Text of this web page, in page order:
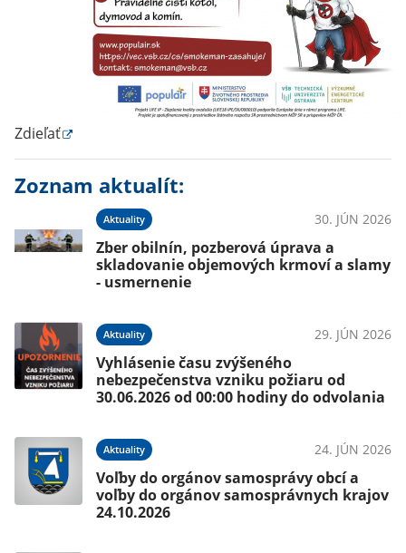
Zdieľať
Zoznam aktualít:
Aktuality 30. JÚN 2026
Zber obilnín, pozberová úprava a
skladovanie objemových krmoví a slamy
- usmernenie
Aktuality 29. JÚN 2026
Vyhlásenie času zvýšeného
nebezpečenstva vzniku požiaru od
30.06.2026 od 00:00 hodiny do odvolania
Aktuality 24. JÚN 2026
Voľby do orgánov samosprávy obcí a
voľby do orgánov samosprávnych krajov
24.10.2026